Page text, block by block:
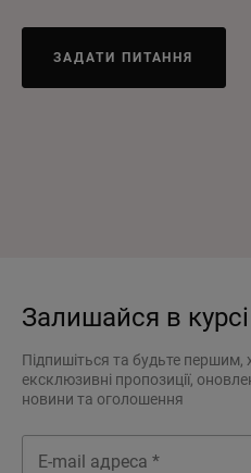
ЗАДАТИ ПИТАННЯ
Залишайся в курсі
Підпишіться та будьте першим,
ексклюзивні пропозиції,
новини та оголошення